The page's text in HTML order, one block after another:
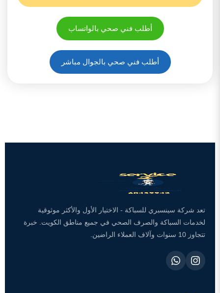
أطلب فني صحي بالواتساب
أطلب فني صحي بالجوال مباشر
تعد شركة سينسبري للسباكة - الاختيار الأول والأكثر موثوقية
لخدمات السباكة والصرف الصحي في جميع مناطق الكويت. خبرة
تتجاوز 10 سنوات وآلاف العملاء الراضين.